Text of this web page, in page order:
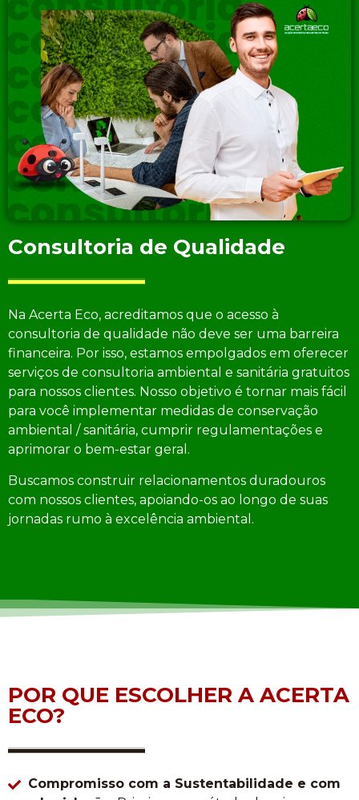
Consultoria de Qualidade
Na Acerta Eco, acreditamos que o acesso à
consultoria de qualidade não deve ser uma barreira
financeira. Por isso, estamos empolgados em oferecer
serviços de consultoria ambiental e sanitária gratuitos
para nossos clientes. Nosso objetivo é tornar mais fácil
para você implementar medidas de conservação
ambiental / sanitária, cumprir regulamentações e
aprimorar o bem-estar geral.
Buscamos construir relacionamentos duradouros
com nossos clientes, apoiando-os ao longo de suas
jornadas rumo à excelência ambiental.
POR QUE ESCOLHER A ACERTA
ECO?
Compromisso com a Sustentabilidade e com